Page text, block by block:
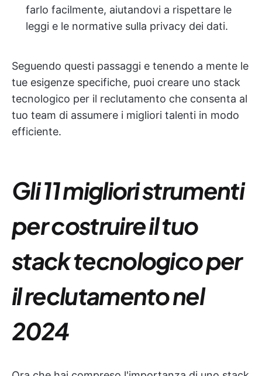
farlo facilmente, aiutandovi a rispettare le
leggi e le normative sulla privacy dei dati.
Seguendo questi passaggi e tenendo a mente le
tue esigenze specifiche, puoi creare uno stack
tecnologico per il reclutamento che consenta al
tuo team di assumere i migliori talenti in modo
efficiente.
Gli 11 migliori strumenti
per costruire il tuo
stack tecnologico per
il reclutamento nel
2024